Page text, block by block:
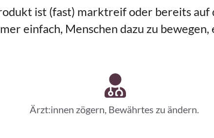
ist (fast) marktreif oder bereits auf
einfach, Menschen dazu zu bewegen,
Ärzt:innen zögern, Bewährtes zu ändern.